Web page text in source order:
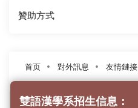
贊助方式
首页 對外訊息 友情鏈接
雙語漢學系招生信息：